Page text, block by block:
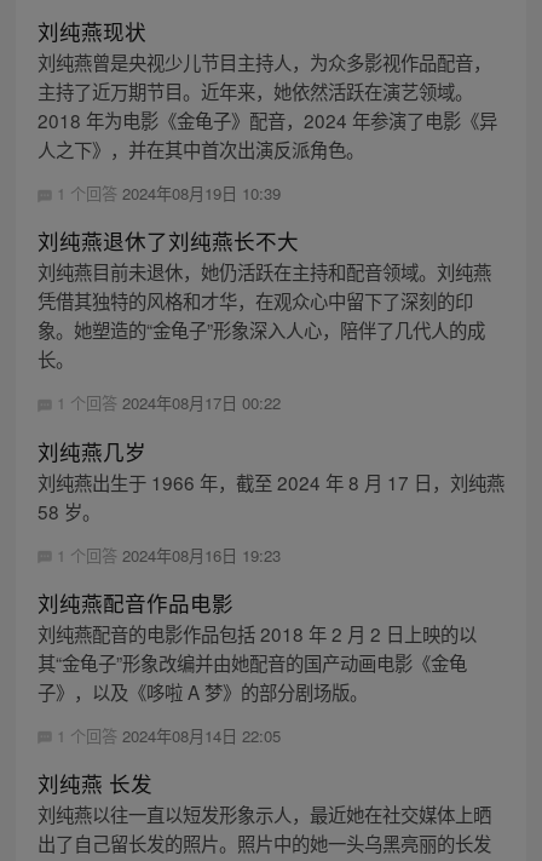
刘纯燕现状
刘纯燕曾是央视少儿节目主持人，为众多影视作品配音，
主持了近万期节目。近年来，她依然活跃在演艺领域。
2018 年为电影《金龟子》配音，2024 年参演了电影《异
人之下》，并在其中首次出演反派角色。
1 个回答 2024年08月19日 10:39
刘纯燕退休了刘纯燕长不大
刘纯燕目前未退休，她仍活跃在主持和配音领域。刘纯燕
凭借其独特的风格和才华，在观众心中留下了深刻的印
象。她塑造的“金龟子”形象深入人心，陪伴了几代人的成
长。
1 个回答 2024年08月17日 00:22
刘纯燕几岁
刘纯燕出生于 1966 年，截至 2024 年 8 月 17 日，刘纯燕
58 岁。
1 个回答 2024年08月16日 19:23
刘纯燕配音作品电影
刘纯燕配音的电影作品包括 2018 年 2 月 2 日上映的以
其“金龟子”形象改编并由她配音的国产动画电影《金龟
子》，以及《哆啦 A 梦》的部分剧场版。
1 个回答 2024年08月14日 22:05
刘纯燕 长发
刘纯燕以往一直以短发形象示人，最近她在社交媒体上晒
出了自己留长发的照片。照片中的她一头乌黑亮丽的长发